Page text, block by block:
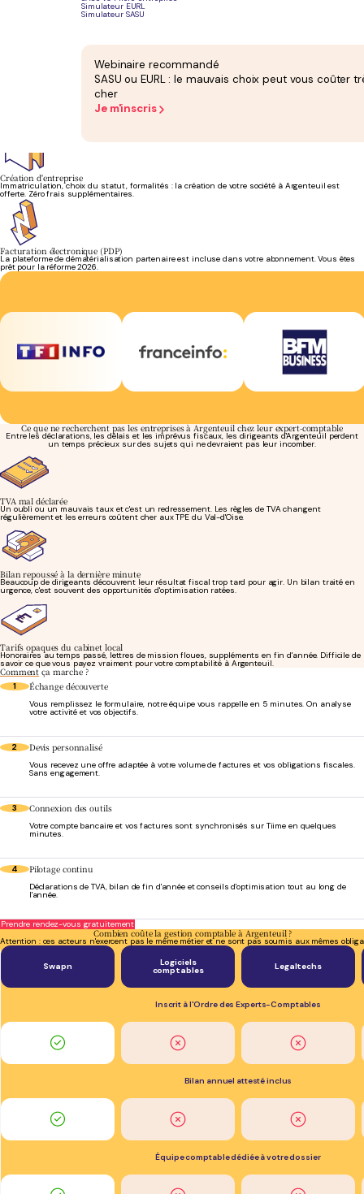
Simulateur EURL
Simulateur SASU
Webinaire recommandé
SASU ou EURL : le mauvais choix peut vous coûter
cher
Je m'inscris
Votre bilan annuel attesté et votre liasse fiscale sont inclus. Pas de supplément en fin
Bulletins de paie, déclarations sociales, charges patronales : votre équipe gère l'ensemble du
Création d'entreprise
Immatriculation, choix du statut, formalités : la création de votre société à Argenteuil est
offerte. Zéro frais supplémentaires.
Facturation électronique (PDP)
La plateforme de dématérialisation partenaire est incluse dans votre abonnement. Vous êtes
prêt pour la réforme 2026.
Ce que ne recherchent pas les entreprises à Argenteuil chez leur expert-comptable
Entre les déclarations, les délais et les imprévus fiscaux, les dirigeants d'Argenteuil perdent
un temps précieux sur des sujets qui ne devraient pas leur incomber.
TVA mal déclarée
Un oubli ou un mauvais taux et c'est un redressement. Les règles de TVA changent
régulièrement et les erreurs coûtent cher aux TPE du Val-d'Oise.
Bilan repoussé à la dernière minute
Beaucoup de dirigeants découvrent leur résultat fiscal trop tard pour agir. Un bilan traité en
urgence, c'est souvent des opportunités d'optimisation ratées.
Tarifs opaques du cabinet local
Honoraires au temps passé, lettres de mission floues, suppléments en fin d'année. Difficile de
savoir ce que vous payez vraiment pour votre comptabilité à Argenteuil.
Commentça marche ?
1 Échange découverte
Vous remplissez le formulaire, notre équipe vous rappelle en 5 minutes. On analyse
votre activité et vos objectifs.
2 Devis personnalisé
Vous recevez une offre adaptée à votre volume de factures et vos obligations fiscales.
Sans engagement.
3 Connexion des outils
Votre compte bancaire et vos factures sont synchronisés sur Tiime en quelques
minutes.
4 Pilotage continu
Déclarations de TVA, bilan de fin d'année et conseils d'optimisation tout au long de
l'année.
Prendre rendez-vous gratuitement
Combien coûte la gestion comptable à Argenteuil ?
Attention : ces acteurs n'exercent pas le même métier et ne sont pas soumis aux mêmes
Swapn Logiciels
comptables Legaltechs
Inscrit à l'Ordre des Experts-Comptables
Bilan annuel attesté inclus
Équipe comptable dédiée à votre dossier